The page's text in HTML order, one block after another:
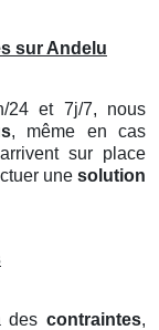
sur Andelu
24 et 7j/7, nous
, même en cas
sur place
une solution
descontraintes,